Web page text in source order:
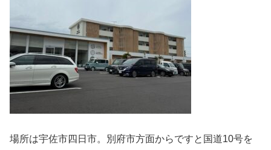
場所は宇佐市四日市。別府市方面からですと国道10号を